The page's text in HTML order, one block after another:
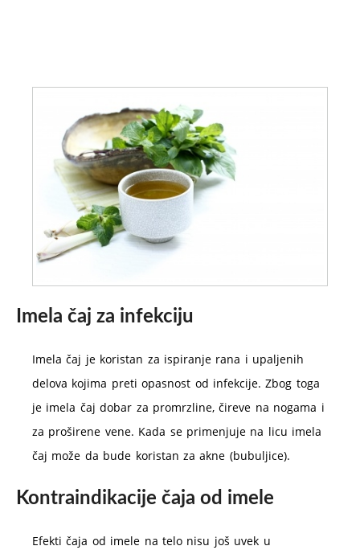
Imela čaj za infekciju
Imela čaj je koristan za ispiranje rana i upaljenih
delova kojima preti opasnost od infekcije. Zbog toga
je imela čaj dobar za promrzline, čireve na nogama i
za proširene vene. Kada se primenjuje na licu imela
čaj može da bude koristan za akne (bubuljice).
Kontraindikacije čaja od imele
Efekti čaja od imele na telo nisu još uvek u